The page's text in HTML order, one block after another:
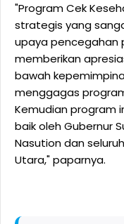
"Program Cek
strategis yang
upaya pencegahan
memberikan
bawah
menggagas
Kemudian program
baik oleh Gubernur
Nasution dan
Utara," paparnya.